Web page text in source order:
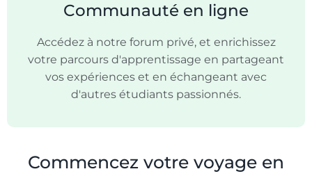
Communauté en ligne
Accédez à notre forum privé, et enrichissez
votre parcours d'apprentissage en partageant
vos expériences et en échangeant avec
d'autres étudiants passionnés.
Commencez votre voyage en